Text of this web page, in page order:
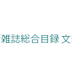
誌総合目録